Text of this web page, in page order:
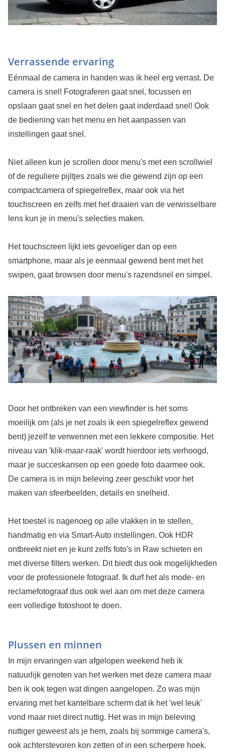
Verrassende ervaring
Eénmaal de camera in handen was ik heel erg verrast. De
camera is snel! Fotograferen gaat snel, focussen en
opslaan gaat snel en het delen gaat inderdaad snel! Ook
de bediening van het menu en het aanpassen van
instellingen gaat snel.
Niet alleen kun je scrollen door menu's met een scrollwiel
of de reguliere pijltjes zoals we die gewend zijn op een
compactcamera of spiegelreflex, maar ook via het
touchscreen en zelfs met het draaien van de verwisselbare
lens kun je in menu's selecties maken.
Het touchscreen lijkt iets gevoeliger dan op een
smartphone, maar als je eenmaal gewend bent met het
swipen, gaat browsen door menu's razendsnel en simpel.
Door het ontbreken van een viewfinder is het soms
moeilijk om (als je net zoals ik een spiegelreflex gewend
bent) jezelf te verwennen met een lekkere compositie. Het
niveau van 'klik-maar-raak' wordt hierdoor iets verhoogd,
maar je succeskansen op een goede foto daarmee ook.
De camera is in mijn beleving zeer geschikt voor het
maken van sfeerbeelden, details en snelheid.
Het toestel is nagenoeg op alle vlakken in te stellen,
handmatig en via Smart-Auto instellingen. Ook HDR
ontbreekt niet en je kunt zelfs foto's in Raw schieten en
met diverse filters werken. Dit biedt dus ook mogelijkheden
voor de professionele fotograaf. Ik durf het als mode- en
reclamefotograaf dus ook wel aan om met deze camera
een volledige fotoshoot te doen.
Plussen en minnen
In mijn ervaringen van afgelopen weekend heb ik
natuurlijk genoten van het werken met deze camera maar
ben ik ook tegen wat dingen aangelopen. Zo was mijn
ervaring met het kantelbare scherm dat ik het 'wel leuk'
vond maar niet direct nuttig. Het was in mijn beleving
nuttiger geweest als je hem, zoals bij sommige camera's,
ook achterstevoren kon zetten of in een scherpere hoek.